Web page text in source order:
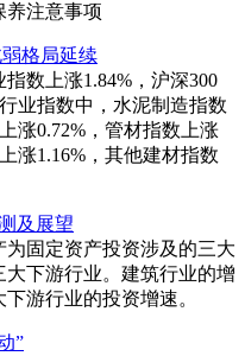
养注意事项
格局延续
数上涨1.84%，沪深300
业指数中，水泥制造指数
涨0.72%，管材指数上涨
涨1.16%，其他建材指数
及展望
固定资产投资涉及的三大
下游行业。建筑行业的增
游行业的投资增速。
”